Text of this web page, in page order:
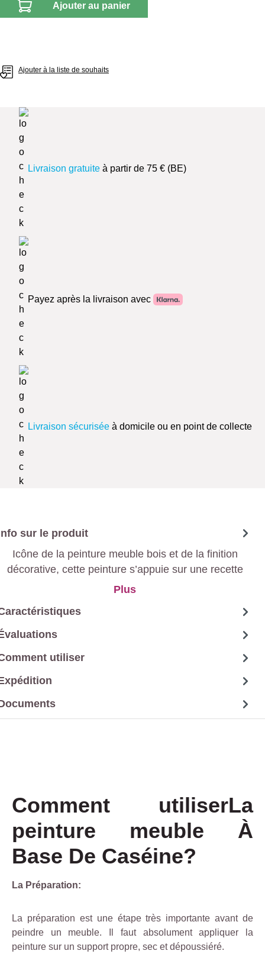
Ajouter au panier
Ajouter à la liste de souhaits
Livraison gratuite à partir de 75 € (BE)
Payez après la livraison avec
Livraison sécurisée à domicile ou en point de collecte
sur le produit
Icône de la peinture meuble bois et de la finition
décorative, cette peinture s’appuie sur une recette
authentique à base de caséine pour offrir à vos
unique et une profondeur de teinte incomparable.
Plus
utiliser
Comment utiliserLa
peinture meuble À
Base De Caséine?
La Préparation:
La préparation est une étape très importante avant de
peindre un meuble. Il faut absolument appliquer la
peinture sur un support propre, sec et dépoussiéré.